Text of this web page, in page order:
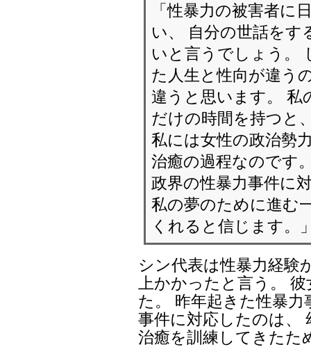
「性暴力の被害者に
い、 自分の世話を
いと言うでしょう。
た人生と性向が違う
違うと思います。 私
だけの時間を持つと
私には女性の政治勢
治癒の過程なのです
政界の性暴力事件に
私の夢のために進む
くれると信じます。
シン代表は性暴力経験
上かかったと言う。
た。 昨年起きた性暴
事件に対応したのは、
治癒を訓練してきたた